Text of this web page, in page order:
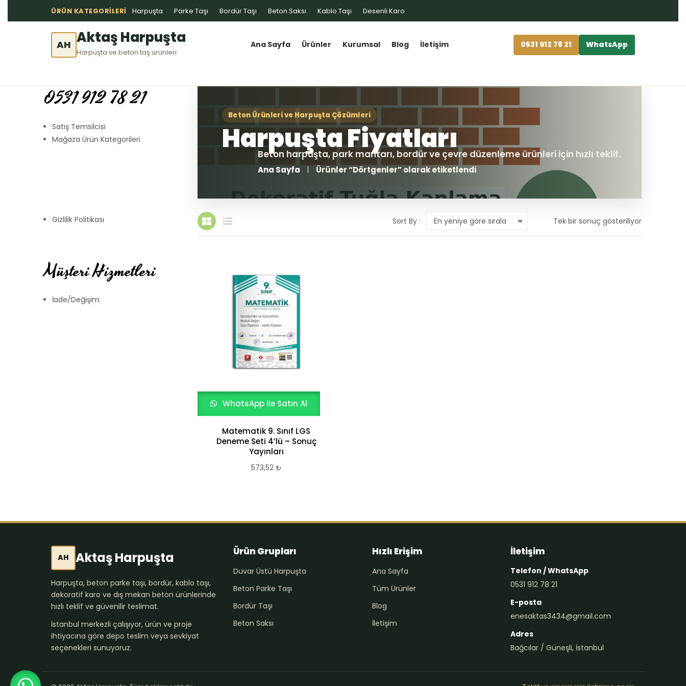
ÜRÜN KATEGORILERI Harpuşta Parke Taşı Bordür Taşı Beton Saksı Kablo Taşı Desenli Karo
AH Aktaş Harpuşta
Harpuşta ve beton taş ürünleri
Ana Sayfa Ürünler Kurumsal Blog İletişim 0531 912 78 21 WhatsApp
0531 912 78 21
Satış Temsilcisi
Mağaza Ürün Kategorileri
Gizlilik Politikası
Müşteri Hizmetleri
İade/Değişim
Ana Sayfa Ürünler “Dörtgenler” olarak etiketlendi
Tek bir sonuç gösteriliyor
Sort By : En yeniye göre sırala
WhatsApp ile Satın Al
Matematik 9. Sınıf LGS
Deneme Seti 4’lü – Sonuç
Yayınları
573,52 ₺
AH Aktaş Harpuşta
Harpuşta, beton parke taşı, bordür, kablo taşı,
dekoratif karo ve dış mekan beton ürünlerinde
hızlı teklif ve güvenilir teslimat.
İstanbul merkezli çalışıyor, ürün ve proje
ihtiyacına göre depo teslim veya sevkiyat
seçenekleri sunuyoruz.
Ürün Grupları
Duvar Üstü Harpuşta
Beton Parke Taşı
Bordür Taşı
Beton Saksı
Hızlı Erişim
Ana Sayfa
Tüm Ürünler
Blog
İletişim
İletişim
Telefon / WhatsApp
0531 912 78 21
E-posta
enesaktas3434@gmail.com
Adres
Bağcılar / Güneşli, İstanbul